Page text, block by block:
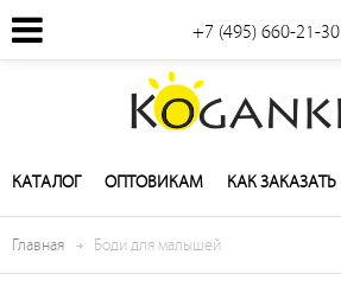
+7 (495) 660-21-30
КАТАЛОГ ОПТОВИКАМ КАК ЗАКАЗАТЬ
Главная Боди для малышей